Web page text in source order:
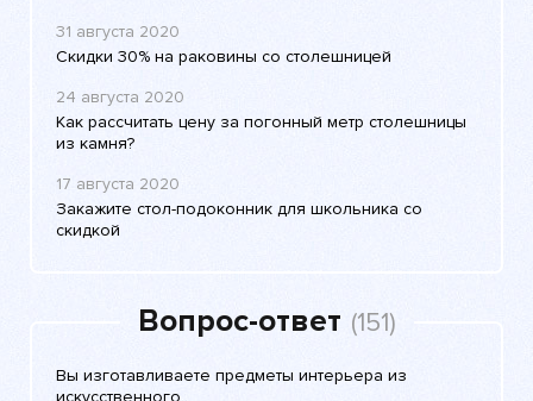
31 августа 2020
Скидки 30% на раковины со столешницей
24 августа 2020
Как рассчитать цену за погонный метр столешницы
из камня?
17 августа 2020
Закажите стол-подоконник для школьника со
скидкой
Вопрос-ответ (151)
Вы изготавливаете предметы интерьера из
искусственного..